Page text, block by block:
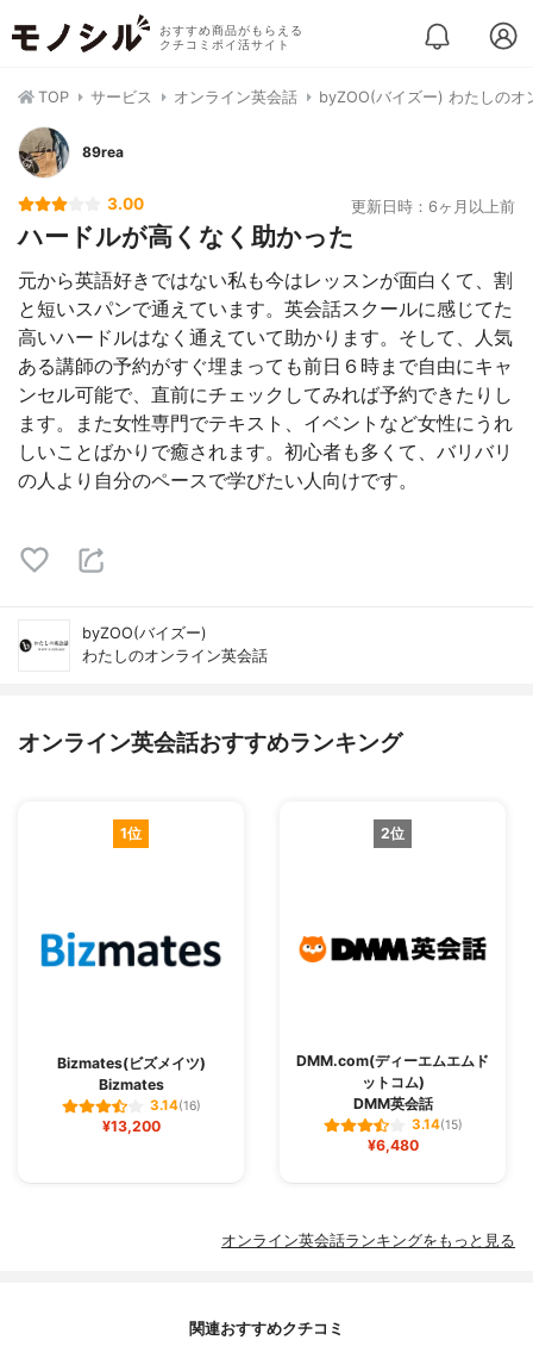
おすすめ商品がもらえる
クチコミポイ活サイト
TOP サービス オンライン英会話 byZOO(バイズー) わたしのオ
89rea
3.00 更新日時：6ヶ月以上前
ハードルが高くなく助かった
元から英語好きではない私も今はレッスンが面白くて、割
と短いスパンで通えています。英会話スクールに感じてた
高いハードルはなく通えていて助かります。そして、人気
ある講師の予約がすぐ埋まっても前日６時まで自由にキャ
ンセル可能で、直前にチェックしてみれば予約できたりし
ます。また女性専門でテキスト、イベントなど女性にうれ
しいことばかりで癒されます。初心者も多くて、バリバリ
の人より自分のペースで学びたい人向けです。
byZOO(バイズー)
わたしのオンライン英会話
オンライン英会話おすすめランキング
1位
Bizmates(ビズメイツ)
Bizmates
3.14(16)
¥13,200
2位
DMM.com(ディーエムエムド
ットコム)
DMM英会話
3.14(15)
¥6,480
オンライン英会話ランキングをもっと見る
関連おすすめクチコミ